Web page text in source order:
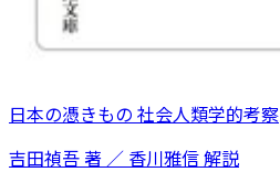
日本の憑きもの 社会人類学的考察
吉田禎吾 著 ／ 香川雅信 解説